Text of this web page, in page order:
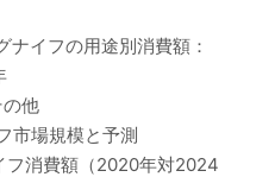
ナイフの用途別消費額：
他
市場規模と予測
フ消費額（2020年対2024